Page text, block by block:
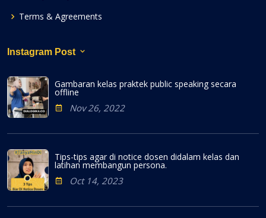
Terms & Agreements
Instagram Post
Gambaran kelas praktek public speaking secara
offline
Nov 26, 2022
Tips-tips agar di notice dosen didalam kelas dan
latihan membangun persona.
Oct 14, 2023